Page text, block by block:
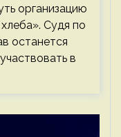
организацию
Судя по
останется
в